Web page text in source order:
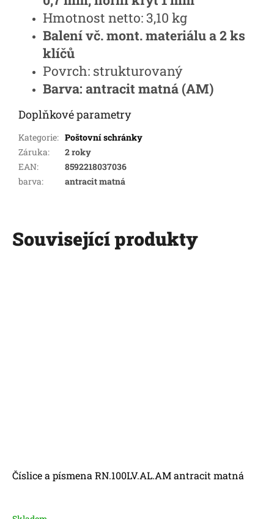
Hmotnost netto: 3,10 kg
Balení vč. mont. materiálu a 2 ks
klíčů
Povrch: strukturovaný
Barva: antracit matná (AM)
Doplňkové parametry
Kategorie: Poštovní schránky
Záruka:
2 roky
EAN:
8592218037036
barva: antracit matná
Související produkty
Číslice a písmena RN.100LV.AL.AM antracit matná